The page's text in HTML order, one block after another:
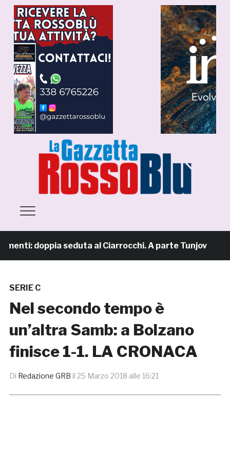
doppia seduta al Ciarrocchi. A parte Tunjov
SERIE C
Nel secondo tempo è
un’altra Samb: a Bolzano
finisce 1-1. LA CRONACA
Di Redazione GRB il 25 Marzo 2018 alle 16:21